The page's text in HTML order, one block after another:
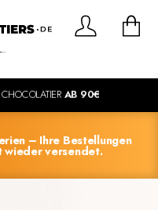
AB 90€
– Ihre Bestellungen
wieder versendet.